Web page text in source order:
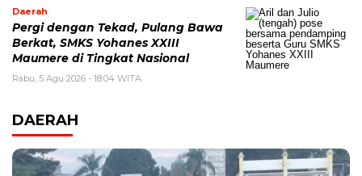
Daerah
Pergi dengan Tekad, Pulang Bawa
Berkat, SMKS Yohanes XXIII
Maumere di Tingkat Nasional
Rabu, 5 Agu 2026 - 18:04 WITA
DAERAH